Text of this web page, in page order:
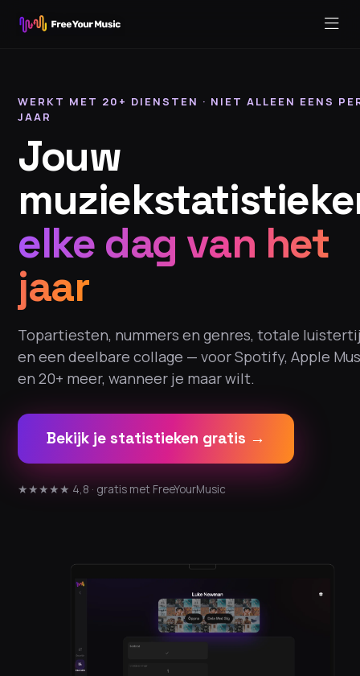
WERKT MET 20+ DIENSTEN · NIET ALLEEN EENS
JAAR
Jouw
elke dag van het
jaar
Topartiesten, nummers en genres, totale
en een deelbare collage — voor Spotify, Apple
en 20+ meer, wanneer je maar wilt.
Bekijk je statistieken gratis →
★★★★★ 4,8 · gratis met FreeYourMusic